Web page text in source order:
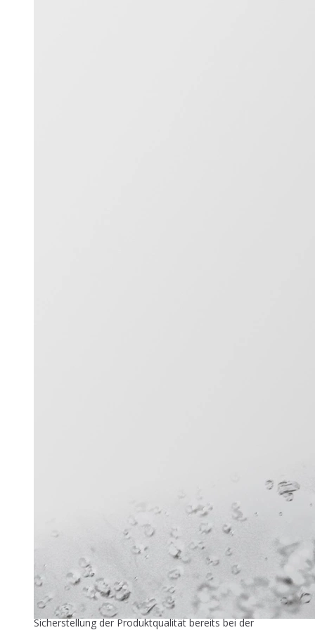
Zuver­läs­si­ge Füllstandmessung
26. Mai 2026
In der industriellen Speiseeisproduktion beginnt die
Sicherstellung der Produktqualität bereits bei der